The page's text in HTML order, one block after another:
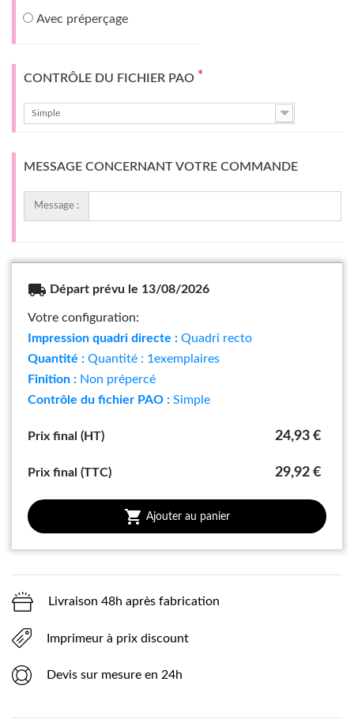
Avec préperçage
CONTRÔLE DU FICHIER PAO *
Simple
MESSAGE CONCERNANT VOTRE COMMANDE
Message :
local_shipping Départ prévu le 13/08/2026
Votre configuration:
Impression quadri directe : Quadri recto
Quantité : Quantité : 1exemplaires
Finition : Non prépercé
Contrôle du fichier PAO : Simple
Prix final (HT) 24,93 €
Prix final (TTC) 29,92 €
 Ajouter au panier
Livraison 48h après fabrication
Imprimeur à prix discount
Devis sur mesure en 24h